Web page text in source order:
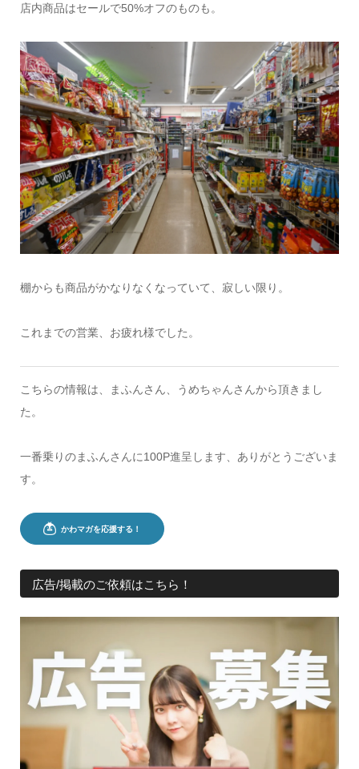
店内商品はセールで50%オフのものも。
棚からも商品がかなりなくなっていて、寂しい限り。
これまでの営業、お疲れ様でした。
こちらの情報は、まふんさん、うめちゃんさんから頂きまし
た。
一番乗りのまふんさんに100P進呈します、ありがとうございま
す。
広告/掲載のご依頼はこちら！